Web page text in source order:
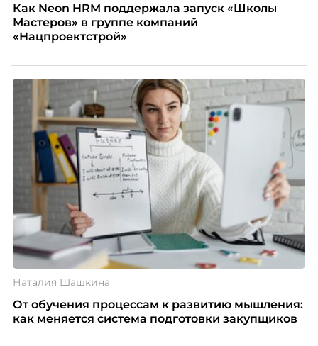
Как Neon HRM поддержала запуск «Школы
Мастеров» в группе компаний
«Нацпроектстрой»
Наталия Шашкина
От обучения процессам к развитию мышления:
как меняется система подготовки закупщиков